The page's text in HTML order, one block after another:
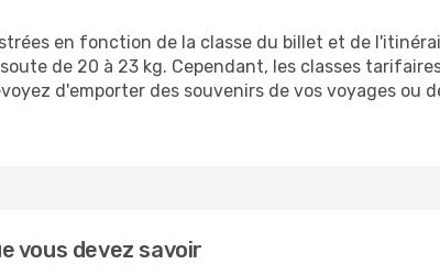
en fonction de la classe du billet et de
de 20 à 23 kg. Cependant, les classes
d'emporter des souvenirs de vos voyages ou
vous devez savoir